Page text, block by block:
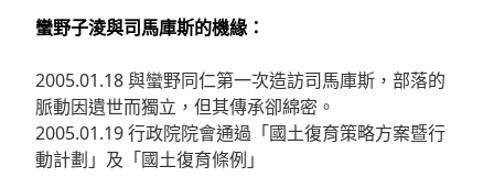
蠻野子淩與司馬庫斯的機緣：
2005.01.18 與蠻野同仁第一次造訪司馬庫斯，部落的
脈動因遺世而獨立，但其傳承卻綿密 。
2005.01.19 行政院院會通過「國土復育策略方案暨行
動計劃」及「國土復育條例」